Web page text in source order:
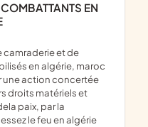
EN
en algérie, maroc
une action concertée
droits matériels et
paix, par la
le feu en algérie